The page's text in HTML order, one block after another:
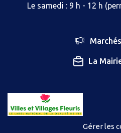
Le samedi : 9 h - 12 h
La
Gérer les